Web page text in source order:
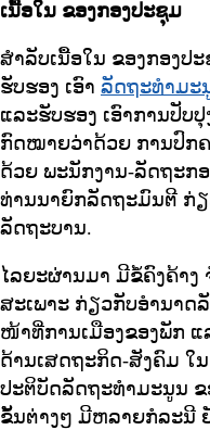
ເນື້ອໃນ ຂອງກອງປະຊຸມ
ສຳລັບເນື້ອໃນ ຂອງກອງປ
ຮັບຮອງ ເອົາ ລັດຖະທຳມະ
ແລະຮັບຮອງ ເອົາການປັບ
ກົດໝາຍວ່າດ້ວຍ ການປົກ
ດ້ວຍ ພະນັກງານ-ລັດຖະກ
ທ່ານນາຍົກລັດຖະມົນຕີ ກ່ຽ
ລັດຖະບານ.
ໄລຍະຜ່ານມາ ມີຂໍ້ຄົງຄ້າງ
ສະເພາະ ກ່ຽວກັບອໍານາດ
ໜ້າທີ່ການເມືອງຂອງພັກ
ດ້ານເສດຖະກິດ-ສັງຄົມ ໃ
ປະຕິບັດລັດຖະທຳມະນູນ ຂ
ຂັ້ນຕ່າງໆ ມີຫລາຍກໍລະນີ